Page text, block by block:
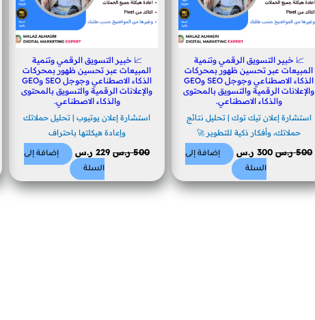
📈 خبير التسويق الرقمي وتنمية
المبيعات عبر تحسين ظهور بمحركات
الذكاء الاصطناعي وجوجل SEO وGEO
والإعلانات الرقمية والتسويق بالمحتوى
والذكاء الاصطناعي.
استشارة إعلان تيك توك | تحليل نتائج
حملاتك، وأفكار ذكية للتطوير 🚀
500 ر.س 300 ر.س
إضافة إلى
السلة
📈 خبير التسويق الرقمي وتنمية
المبيعات عبر تحسين ظهور بمحركات
الذكاء الاصطناعي وجوجل SEO وGEO
والإعلانات الرقمية والتسويق بالمحتوى
والذكاء الاصطناعي.
استشارة إعلان يوتيوب | تحليل حملاتك
وإعادة هيكلتها باحتراف
500 ر.س 229 ر.س
إضافة إلى
السلة